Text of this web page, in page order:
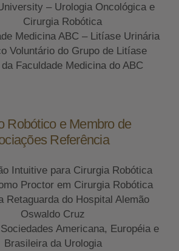
– Urologia Oncológica e
Cirurgia Robótica
Medicina ABC – Litíase Urinária
Voluntário do Grupo de Litíase
Faculdade Medicina do ABC
Robótico e Membro de
Referência
Intuitive para Cirurgia Robótica
Proctor em Cirurgia Robótica
Retaguarda do Hospital Alemão
Oswaldo Cruz
Americana, Européia e
Brasileira da Urologia